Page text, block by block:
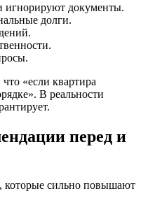
игнорируют документы.
долги.
«если квартира
В реальности
перед и
которые сильно повышают